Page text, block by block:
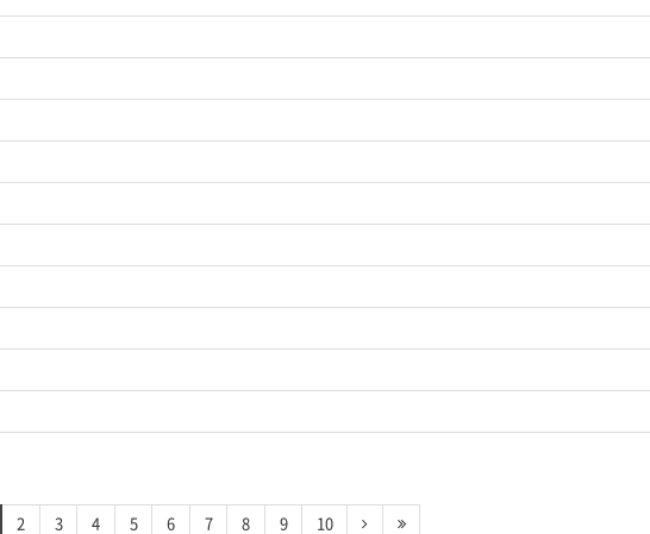
2 3 4 5 6 7 8 9 10